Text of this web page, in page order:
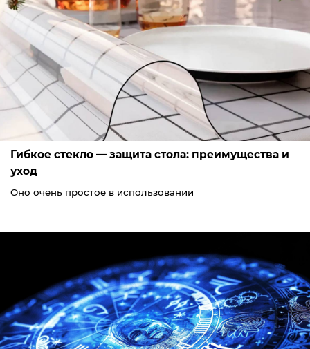
Гибкое стекло — защита стола: преимущества и
уход
Оно очень простое в использовании